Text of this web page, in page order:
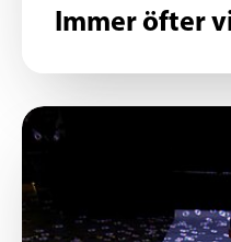
Immer öfter